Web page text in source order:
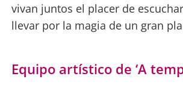
vivan juntos el placer de
llevar por la magia de un gran
Equipo artístico de ‘A